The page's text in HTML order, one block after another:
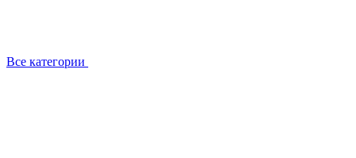
Все категории